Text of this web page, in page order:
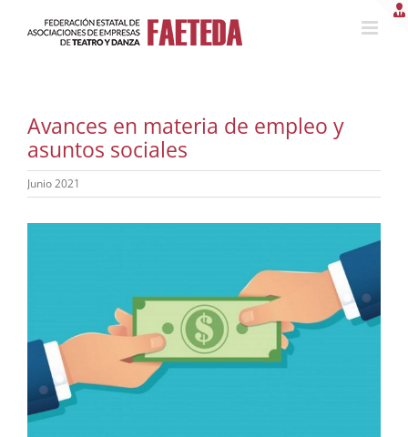
Avances en materia de empleo y
asuntos sociales
Junio 2021